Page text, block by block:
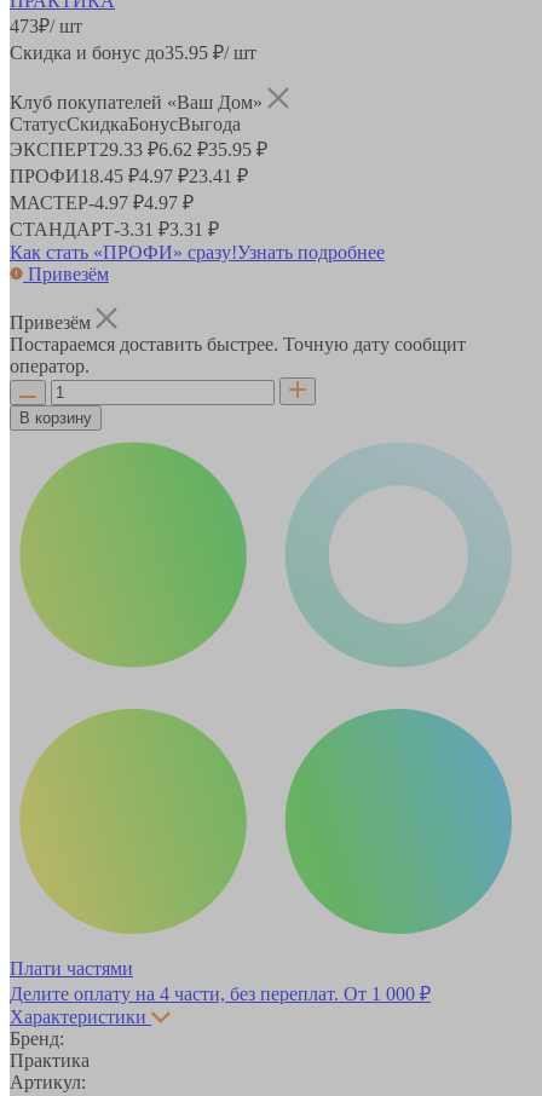
473₽/ шт
Скидка и бонус до35.95 ₽/ шт
Клуб покупателей «Ваш Дом»
СтатусСкидкаБонусВыгода
ЭКСПЕРТ29.33 ₽6.62 ₽35.95 ₽
ПРОФИ18.45 ₽4.97 ₽23.41 ₽
МАСТЕР-4.97 ₽4.97 ₽
СТАНДАРТ-3.31 ₽3.31 ₽
Как стать «ПРОФИ» сразу!Узнать подробнее
Привезём
Привезём
Постараемся доставить быстрее. Точную дату сообщит
оператор.
В корзину
Плати частями
Делите оплату на 4 части, без переплат. От 1 000 ₽
Характеристики
Бренд:
Практика
Артикул: